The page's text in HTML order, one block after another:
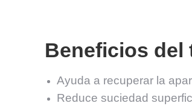
Beneficios del
Ayuda a recuperar la
Reduce suciedad